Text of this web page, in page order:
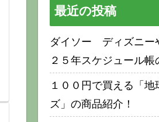
最近の投稿
ダイソー ディズニー
２５年スケジュール帳
１００円で買える「地
ズ」の商品紹介！